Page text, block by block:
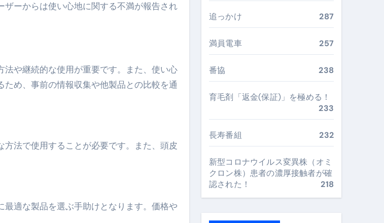
・足元の冷えを根こそぎ防ぐ！素材別おすすめ・選び方・洗い方・Q&Aまで
ト・羽毛・人工羽毛・調温・吸湿発熱…あなたの寝室に最適解を出す快眠ガイド
ツイスト・天然木まで徹底分類！室内で“足腰と体幹”を育てる選び方＆続け方ガイド
割完全攻略ガイド｜海外・国内旅行を最安値で実現する究極の旅術
、最大の感染対策になる ―
）とは何か──「飲む」という行為を再定義する新しいサプリ体験
のイベント」を一生の思い出に変える完全ガイドブック
“重だるさ”を軽くする選択肢
・撥水・作業用（ニトリル/ビニール）まで目的別に失敗しない
水・充電方式まで失敗しない選び方
別比較・価格の考え方・失敗しないチェックリスト（高齢者にも）
ーからは使い心地に関する不満が報告され
法や継続的な使用が重要です。また、使い心
め、事前の情報収集や他製品との比較を通
法で使用することが必要です。また、頭皮
最適な製品を選ぶ手助けとなります。価格や
追っかけ 287
満員電車 257
番協 238
育毛剤「返金(保証)」を極める！
233
長寿番組 232
新型コロナウイルス変異株（オミ
クロン株）患者の濃厚接触者が確
認された！
218